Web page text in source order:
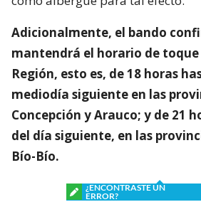
Adicionalmente, el bando
mantendrá el horario de toque
Región, esto es, de 18 horas
mediodía siguiente en las
Concepción y Arauco; y de 21
del día siguiente, en las
Bío-Bío.
¿ENCONTRASTE UN
ERROR?